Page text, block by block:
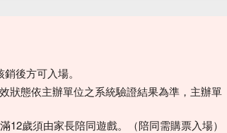
後方可入場。
狀態依主辦單位之系統驗證結果為準，主辦單
12歲須由家長陪同遊戲。（陪同需購票入場）